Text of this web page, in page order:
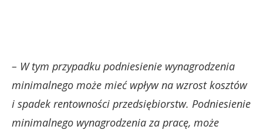
– W tym przypadku podniesienie wynagrodzenia
minimalnego może mieć wpływ na wzrost kosztów
i spadek rentowności przedsiębiorstw. Podniesienie
minimalnego wynagrodzenia za pracę, może